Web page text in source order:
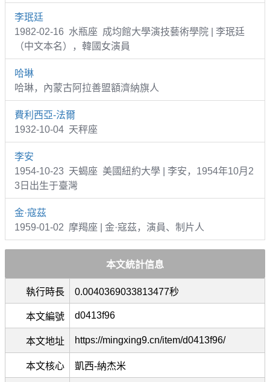
李珉廷
1982-02-16 水瓶座 成均館大學演技藝術學院 | 李珉廷
（中文本名），韓國女演員
哈琳
哈琳，內蒙古阿拉善盟額濟納旗人
費利西亞-法爾
1932-10-04 天秤座
李安
1954-10-23 天蝎座 美國紐約大學 | 李安，1954年10月2
3日出生于臺灣
金·寇茲
1959-01-02 摩羯座 | 金·寇茲，演員、制片人
本文統計信息
執行時長 0.0040369033813477秒
本文編號 d0413f96
本文地址 https://mingxing9.cn/item/d0413f96/
本文核心 凱西-納杰米